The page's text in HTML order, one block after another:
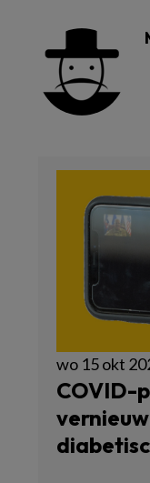
wo 15 okt
COVID-